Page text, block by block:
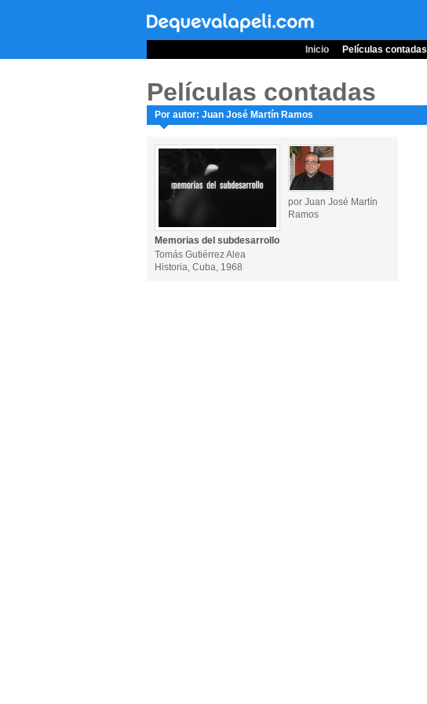
Inicio Películas contadas
Películas contadas
Por autor: Juan José Martín Ramos
por Juan José Martín
Ramos
Memorias del subdesarrollo
Tomás Gutiérrez Alea
Historia, Cuba, 1968